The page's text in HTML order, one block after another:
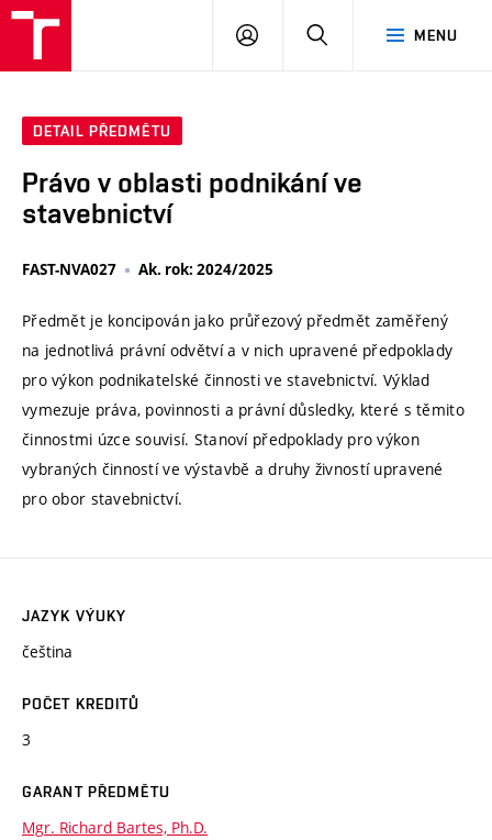
MENU
PŘIHLÁSIT
DETAIL PŘEDMĚTU
Právo v oblasti podnikání ve
stavebnictví
FAST-NVA027 Ak. rok: 2024/2025
Předmět je koncipován jako průřezový předmět zaměřený
na jednotlivá právní odvětví a v nich upravené předpoklady
pro výkon podnikatelské činnosti ve stavebnictví. Výklad
vymezuje práva, povinnosti a právní důsledky, které s těmito
činnostmi úzce souvisí. Stanoví předpoklady pro výkon
vybraných činností ve výstavbě a druhy živností upravené
pro obor stavebnictví.
JAZYK VÝUKY
čeština
POČET KREDITŮ
3
GARANT PŘEDMĚTU
Mgr. Richard Bartes, Ph.D.